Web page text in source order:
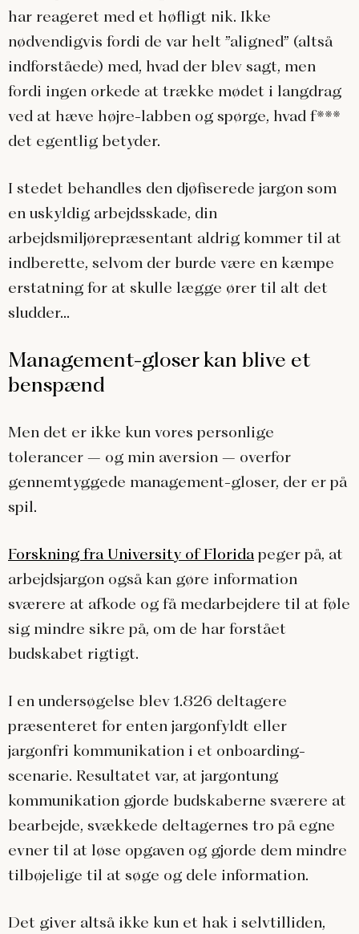
har reageret med et høfligt nik. Ikke
nødvendigvis fordi de var helt ”aligned” (altså
indforståede) med, hvad der blev sagt, men
fordi ingen orkede at trække mødet i langdrag
ved at hæve højre-labben og spørge, hvad f***
det egentlig betyder.
I stedet behandles den djøfiserede jargon som
en uskyldig arbejdsskade, din
arbejdsmiljørepræsentant aldrig kommer til at
indberette, selvom der burde være en kæmpe
erstatning for at skulle lægge ører til alt det
sludder…
Management-gloser kan blive et
benspænd
Men det er ikke kun vores personlige
tolerancer – og min aversion – overfor
gennemtyggede management-gloser, der er på
spil.
Forskning fra University of Floridapeger på, at
arbejdsjargon også kan gøre information
sværere at afkode og få medarbejdere til at føle
sig mindre sikre på, om de har forstået
budskabet rigtigt.
I en undersøgelse blev 1.826 deltagere
præsenteret for enten jargonfyldt eller
jargonfri kommunikation i et onboarding-
scenarie. Resultatet var, at jargontung
kommunikation gjorde budskaberne sværere at
bearbejde, svækkede deltagernes tro på egne
evner til at løse opgaven og gjorde dem mindre
tilbøjelige til at søge og dele information.
Det giver altså ikke kun et hak i selvtilliden,